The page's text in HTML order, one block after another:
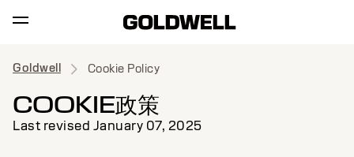
Goldwell Cookie Policy
COOKIE政策
Last revised January 07, 2025